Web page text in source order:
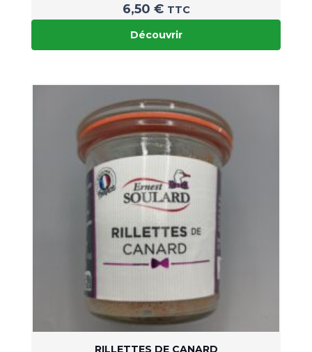
6,50 € TTC
Découvrir
RILLETTES DE CANARD